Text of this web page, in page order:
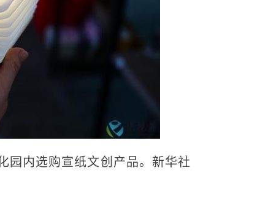
园内选购宣纸文创产品。新华社